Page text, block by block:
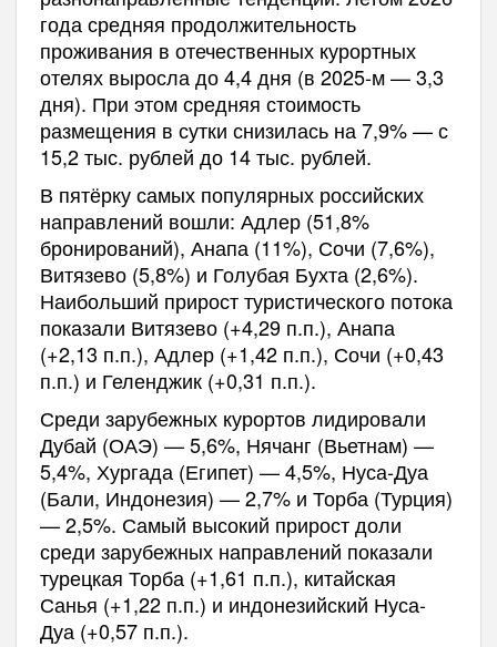
года средняя продолжительность
проживания в отечественных курортных
отелях выросла до 4,4 дня (в 2025-м — 3,3
дня). При этом средняя стоимость
размещения в сутки снизилась на 7,9% — с
15,2 тыс. рублей до 14 тыс. рублей.
В пятёрку самых популярных российских
направлений вошли: Адлер (51,8%
бронирований), Анапа (11%), Сочи (7,6%),
Витязево (5,8%) и Голубая Бухта (2,6%).
Наибольший прирост туристического потока
показали Витязево (+4,29 п.п.), Анапа
(+2,13 п.п.), Адлер (+1,42 п.п.), Сочи (+0,43
п.п.) и Геленджик (+0,31 п.п.).
Среди зарубежных курортов лидировали
Дубай (ОАЭ) — 5,6%, Нячанг (Вьетнам) —
5,4%, Хургада (Египет) — 4,5%, Нуса-Дуа
(Бали, Индонезия) — 2,7% и Торба (Турция)
— 2,5%. Самый высокий прирост доли
среди зарубежных направлений показали
турецкая Торба (+1,61 п.п.), китайская
Санья (+1,22 п.п.) и индонезийский Нуса-
Дуа (+0,57 п.п.).